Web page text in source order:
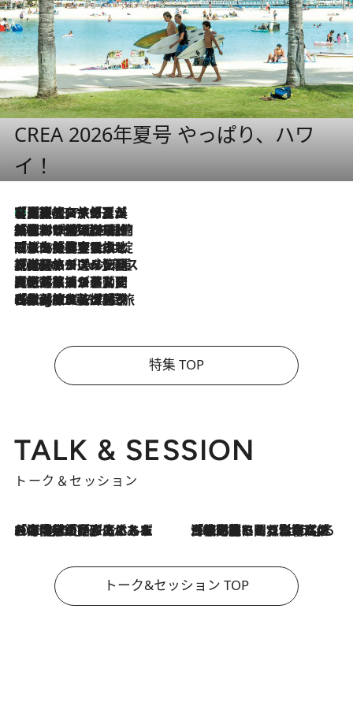
CREA 2026年夏号 やっぱり、ハワ
イ！
2026.8.7
【厳選旅コスメ】「多機能アイテムがメイン！」旅好き美容エディターが選んだ夏旅ベストコスメを発表【Mサイズジップ】
2026.8.6
「荷物が増えるほど旅ストレスは増す」美容ジャーナリストがたどり着いた最終結論。“化粧品を劇的に減らす”感動の凝縮美容とは
2026.8.6
「旅先には金髪ウィッグを持参」日本と同じメイクでは損してる!? 美容ジャーナリストが提案する“掟破りの旅美容”とは
2026.8.6
【厳選旅コスメ】「身軽さ＆UV対策重視！」ヘアアーティストshucoが選んだ夏旅ベストコスメを発表【Mサイズジップ】
2026.8.5
【厳選旅コスメ】国内をあちこち移動する河井菜摘が選んだ夏旅ベストコスメ発表！「リラックスアイテムはマスト」【Mサイズジップ】
2026.8.4
【厳選旅コスメ】「紫外線＆乾燥対策しながらメイク感も！」ヘア＆メイクGeorgeが選んだ夏旅ベストコスメを発表！【Mサイズジップ】
特集 TOP
TALK & SESSION
トーク＆セッション
2026.8.3
「今後値上げがあるとすれば…」「リスクがあるのは今年の冬」エネルギー専門家が語る、ホルムズ海峡封鎖が家庭にもたらす“ある心配” 2026.8.3
「住宅建てられない…」「サーチャージ料の高値が続いている」ホルムズ海峡封鎖による影響はいつまで続く？《エネルギー専門家に聞く“どうなる日本の暮らし”》
トーク&セッション TOP